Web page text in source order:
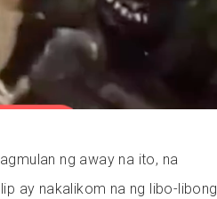
ng away na ito, na
ay nakalikom na ng libo-libong